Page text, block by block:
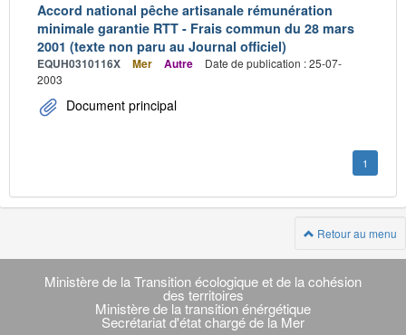
Accord national pêche artisanale rémunération
minimale garantie RTT - Frais commun du 28 mars
2001 (texte non paru au Journal officiel)
EQUH0310116X Mer Autre
Date de publication : 25-07-
2003
Document principal
1
Retour au menu
Navigation
transverse
Ministère de la Transition écologique et de la cohésion
des territoires
Ministère de la transition énérgétique
Secrétariat d'état chargé de la Mer